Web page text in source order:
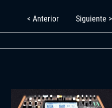
< Anterior Siguiente >